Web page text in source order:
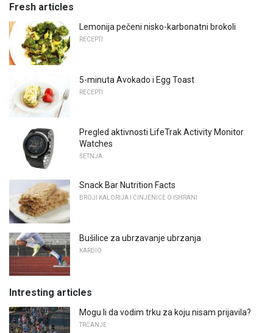
Fresh articles
Lemonija pečeni nisko-karbonatni brokoli
RECEPTI
5-minuta Avokado i Egg Toast
RECEPTI
Pregled aktivnosti LifeTrak Activity Monitor
Watches
ŠETNJA
Snack Bar Nutrition Facts
BROJI KALORIJA I ČINJENICE O ISHRANI
Bušilice za ubrzavanje ubrzanja
KARDIO
Intresting articles
Mogu li da vodim trku za koju nisam prijavila?
TRČANJE